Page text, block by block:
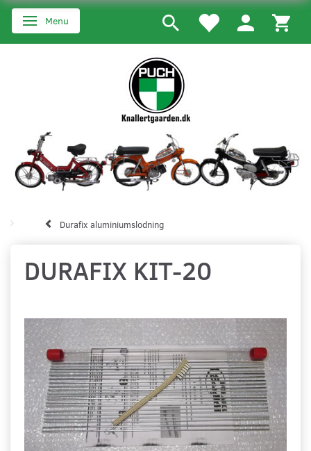
Skifte navigation
Menu
Durafix aluminiumslodning
DURAFIX KIT-20